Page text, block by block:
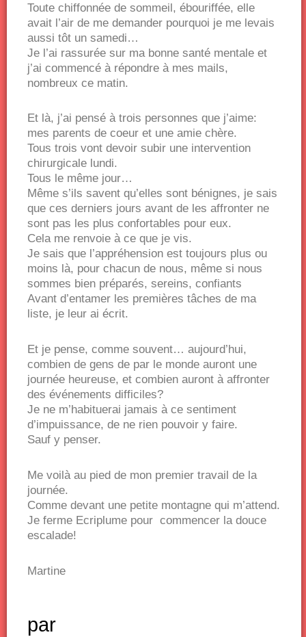
Toute chiffonnée de sommeil, ébouriffée, elle
avait l’air de me demander pourquoi je me levais
aussi tôt un samedi…
Je l’ai rassurée sur ma bonne santé mentale et
j’ai commencé à répondre à mes mails,
nombreux ce matin.
Et là, j’ai pensé à trois personnes que j’aime:
mes parents de coeur et une amie chère.
Tous trois vont devoir subir une intervention
chirurgicale lundi.
Tous le même jour…
Même s’ils savent qu’elles sont bénignes, je sais
que ces derniers jours avant de les affronter ne
sont pas les plus confortables pour eux.
Cela me renvoie à ce que je vis.
Je sais que l’appréhension est toujours plus ou
moins là, pour chacun de nous, même si nous
sommes bien préparés, sereins, confiants
Avant d’entamer les premières tâches de ma
liste, je leur ai écrit.
Et je pense, comme souvent… aujourd’hui,
combien de gens de par le monde auront une
journée heureuse, et combien auront à affronter
des événements difficiles?
Je ne m’habituerai jamais à ce sentiment
d’impuissance, de ne rien pouvoir y faire.
Sauf y penser.
Me voilà au pied de mon premier travail de la
journée.
Comme devant une petite montagne qui m’attend.
Je ferme Ecriplume pour commencer la douce
escalade!
Martine
par